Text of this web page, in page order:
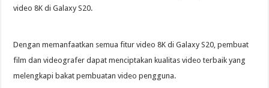
video 8K di Galaxy S20.
Dengan memanfaatkan semua fitur video 8K di Galaxy S20, pembuat
film dan videografer dapat menciptakan kualitas video terbaik yang
melengkapi bakat pembuatan video pengguna.